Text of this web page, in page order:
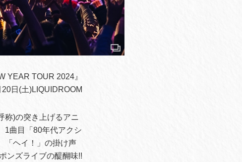
YEAR TOUR 2024』
日(土)LIQUIDROOM
称)の突き上げるアニ
1曲目「80年代アクシ
「ヘイ！」の掛け声
ンズライブの醍醐味!!